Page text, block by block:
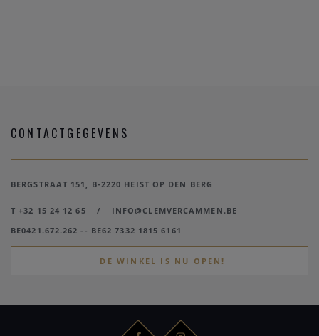
CONTACTGEGEVENS
BERGSTRAAT 151, B-2220 HEIST OP DEN BERG
T +32 15 24 12 65 /
INFO@CLEMVERCAMMEN.BE
BE0421.672.262 -- BE62 7332 1815 6161
DE WINKEL IS NU OPEN!